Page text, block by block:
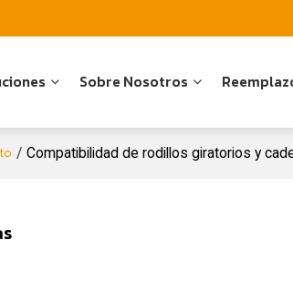
Sobre Nosotros
/ Compatibilidad de rodillos giratorios y